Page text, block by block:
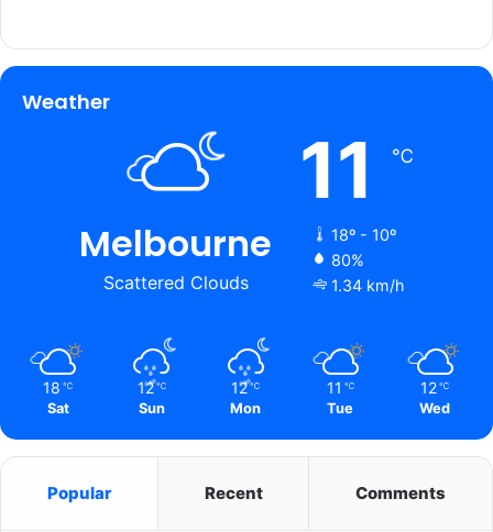
Weather
Melbourne
Scattered Clouds
11 ℃
18º - 10º
80%
1.34 km/h
18 ℃
Sat
12 ℃
Sun
12 ℃
Mon
11 ℃
Tue
12 ℃
Wed
Popular Recent Comments